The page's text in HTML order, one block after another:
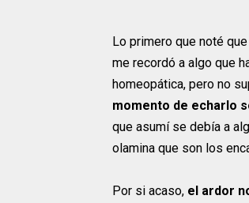
Lo primero que noté
me recordó a algo que
homeopática, pero no
momento de echarlo
que asumí se debía a
olamina que son los
Por si acaso, el ardor